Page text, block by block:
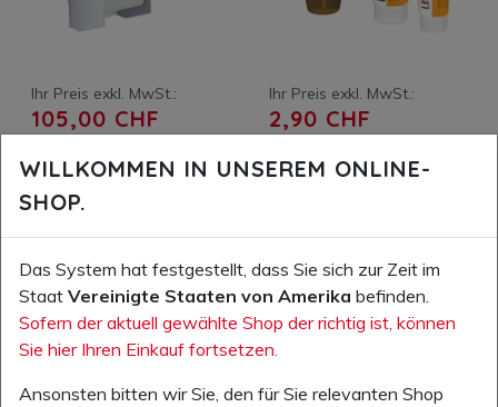
Ihr Preis exkl. MwSt.:
105,00 CHF
Flüssigprodukte
IN DEN WARENKORB
AUF DIE WUNSCHLISTE
Ihr Preis exkl. MwSt.:
2,90 CHF
IN DEN WARENKORB
AUF DIE WUNSCHLISTE
WILLKOMMEN IN UNSEREM ONLINE-
SHOP.
Das System hat festgestellt, dass Sie sich zur Zeit im
Staat Vereinigte Staaten von Amerika befinden.
Sofern der aktuell gewählte Shop der richtig ist, können
Sie hier Ihren Einkauf fortsetzen.
Ansonsten bitten wir Sie, den für Sie relevanten Shop